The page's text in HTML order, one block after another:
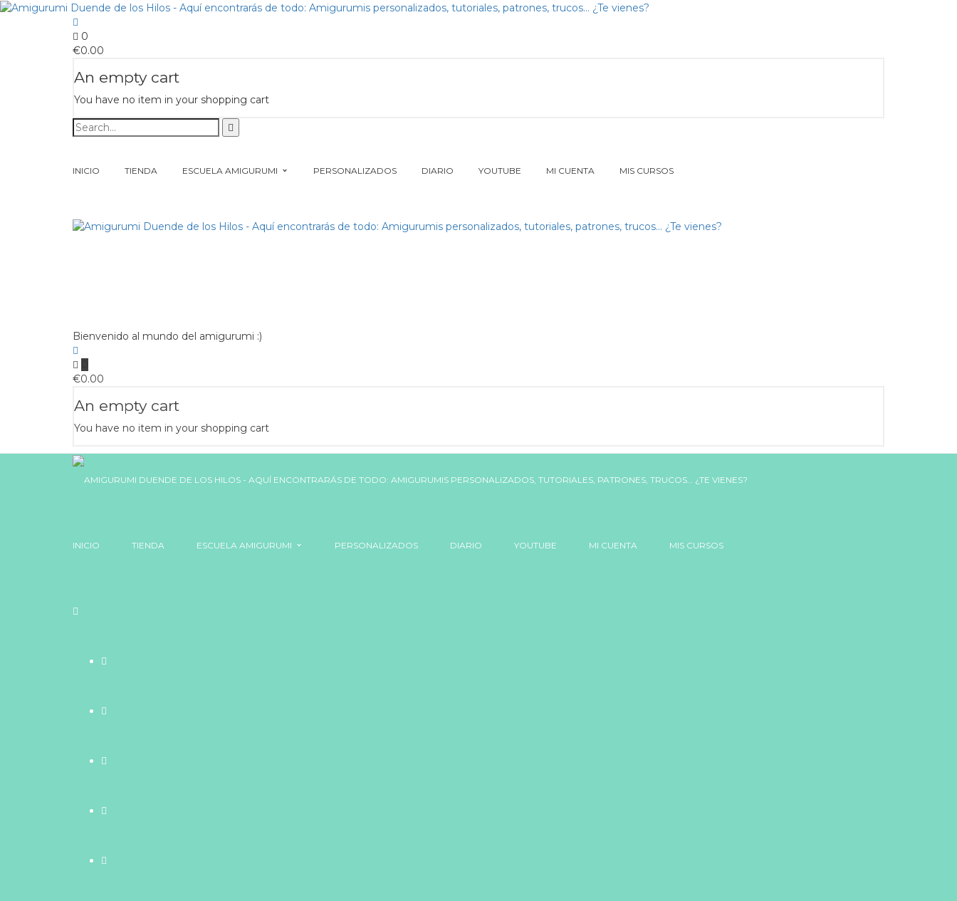
0
€0.00
An empty cart
You have no item in your shopping cart
INICIO TIENDA ESCUELA AMIGURUMI PERSONALIZADOS DIARIO YOUTUBE MI CUENTA MIS CURSOS
Bienvenido al mundo del amigurumi :)
€0.00
An empty cart
You have no item in your shopping cart
INICIO TIENDA ESCUELA AMIGURUMI PERSONALIZADOS DIARIO YOUTUBE MI CUENTA MIS CURSOS